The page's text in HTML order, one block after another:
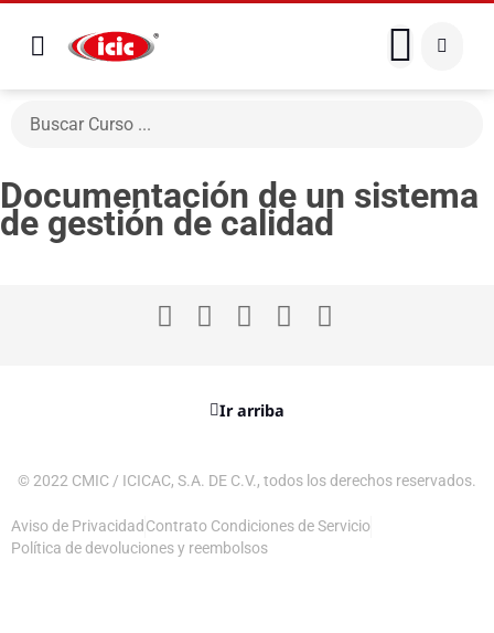
Documentación de un sistema
de gestión de calidad
Ir arriba
© 2022 CMIC / ICICAC, S.A. DE C.V., todos los derechos reservados.
Aviso de Privacidad Contrato Condiciones de Servicio
Política de devoluciones y reembolsos